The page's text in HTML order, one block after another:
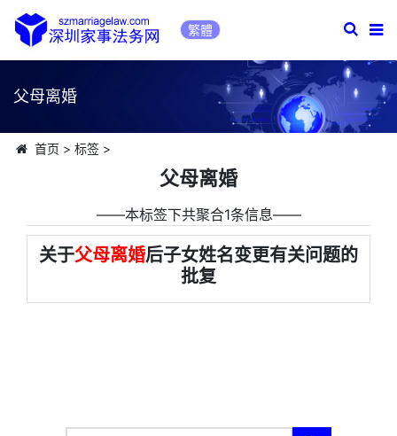
繁體
父母离婚
首页 > 标签>
父母离婚
――本标签下共聚合1条信息――
关于父母离婚后子女姓名变更有关问题的
批复